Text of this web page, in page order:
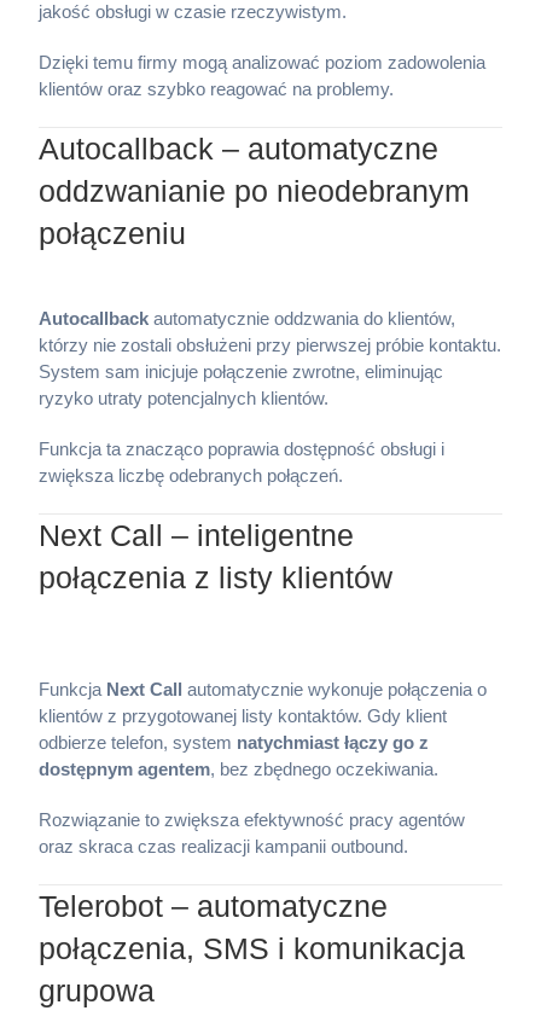
jakość obsługi w czasie rzeczywistym.
Dzięki temu firmy mogą analizować poziom zadowolenia
klientów oraz szybko reagować na problemy.
Autocallback – automatyczne
oddzwanianie po nieodebranym
połączeniu
Autocallback automatycznie oddzwania do klientów,
którzy nie zostali obsłużeni przy pierwszej próbie kontaktu.
System sam inicjuje połączenie zwrotne, eliminując
ryzyko utraty potencjalnych klientów.
Funkcja ta znacząco poprawia dostępność obsługi i
zwiększa liczbę odebranych połączeń.
Next Call – inteligentne
połączenia z listy klientów
Funkcja Next Call automatycznie wykonuje połączenia o
klientów z przygotowanej listy kontaktów. Gdy klient
odbierze telefon, system natychmiast łączy go z
dostępnym agentem, bez zbędnego oczekiwania.
Rozwiązanie to zwiększa efektywność pracy agentów
oraz skraca czas realizacji kampanii outbound.
Telerobot – automatyczne
połączenia, SMS i komunikacja
grupowa